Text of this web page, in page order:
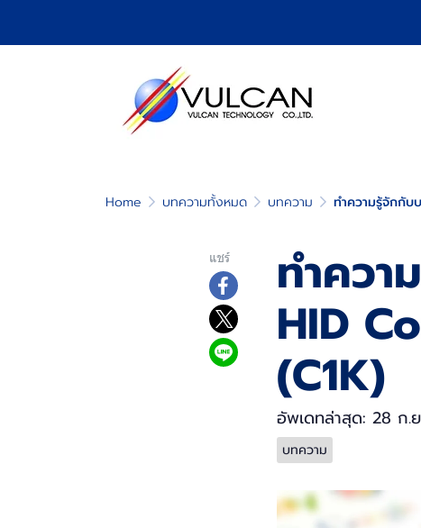
Home บทความทั้งหมด บทความ ทำความรู้จักกับ
แชร์ ทำควา
HID
(C1K)
อัพเดทล่าสุด: 28 ก.
บทความ